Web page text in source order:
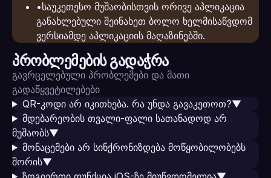
•საუკეთესო მუშაობისთვის ორივე აპლიკაცია
განახლებული შეინახეთ ბოლო ხელმისაწვდომ
ვერსიამდე აპლიკაციის მაღაზინებში.
პრობლემების გადაჭრა
გავრცელებული პრობლემები და მათი
გადაწყვეტილებები
QR-კოდი არ იკითხება. რა უნდა გავაკეთოთ?▼
მდებარეობის თვალი-ფალი სათანადოდ არ
მუშაობს▼
მონაცემები არ სინქრონიზდება მოწყობილობებს
შორის▼